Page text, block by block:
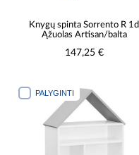
Knygų spinta Sorrento R 1d
Ąžuolas Artisan/balta
147,25 €
PALYGINTI